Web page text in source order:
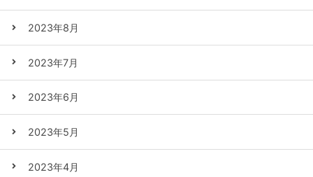
2023年8月
2023年7月
2023年6月
2023年5月
2023年4月